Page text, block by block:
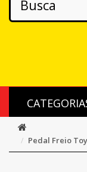
Pedal Freio